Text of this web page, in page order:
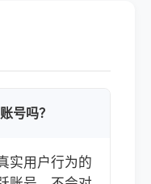
号吗？
实用户行为的